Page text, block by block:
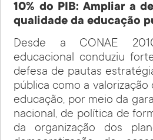
10% do PIB: Ampliar a
qualidade da educação
Desde a CONAE
educacional conduziu
defesa de pautas
pública como a valorização
educação, por meio da
nacional, de política de
da organização dos